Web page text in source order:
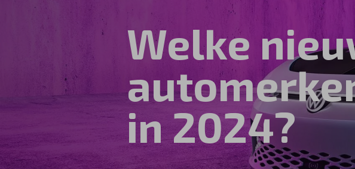
Welke
in 2024?
Private lease
Shortlease
Over ons